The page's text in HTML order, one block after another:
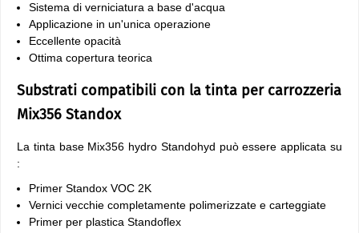
Sistema di verniciatura a base d'acqua
Applicazione in un'unica operazione
Eccellente opacità
Ottima copertura teorica
Substrati compatibili con la tinta per carrozzeria
Mix356 Standox
La tinta base Mix356 hydro Standohyd può essere applicata su
:
Primer Standox VOC 2K
Vernici vecchie completamente polimerizzate e carteggiate
Primer per plastica Standoflex